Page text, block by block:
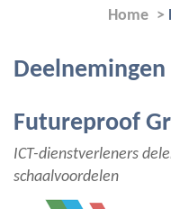
Home >
Futureproof
ICT-dienstverleners
schaalvoordelen